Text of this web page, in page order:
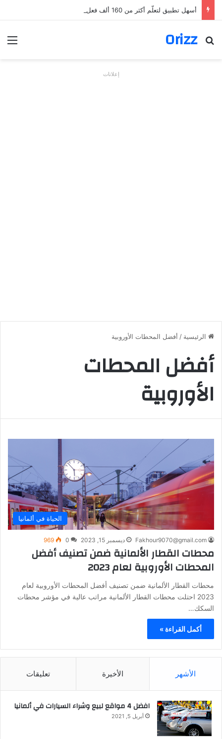
أسهل تطبيق لتعلّم أكثر من 160 ألف فعل بالألمانية
Orizz
بحث عن
إعلانات
الرئيسية / أفضل المحطات الأوروبية
أفضل المحطات
الأوروبية
الحياة في ألمانيا
Fakhour9070@gmail.com ديسمبر 15, 2023 0
969
محطات القطار الألمانية ضمن تصنيف أفضل
المحطات الأوروبية لعام 2023
محطات القطار الألمانية ضمن تصنيف أفضل المحطات الأوروبية لعام
2023 احتلت محطات القطار الألمانية مراتب عالية في مؤشر محطات
السكك…
أكمل القراءة »
الأشهر الأخيرة تعليقات
افضل 4 مواقع لبيع وشراء السيارات في ألمانيا
أبريل 5, 2021